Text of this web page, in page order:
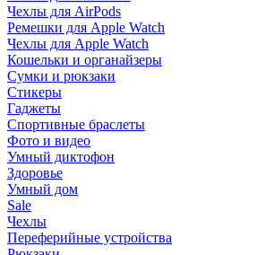
Чехлы для AirPods
Ремешки для Apple Watch
Чехлы для Apple Watch
Кошельки и органайзеры
Сумки и рюкзаки
Стикеры
Гаджеты
Спортивные браслеты
Фото и видео
Умный диктофон
Здоровье
Умный дом
Sale
Чехлы
Переферийные устройства